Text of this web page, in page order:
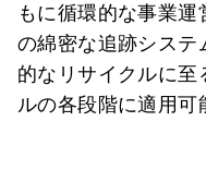
もに循環的な事業
の綿密な追跡システ
的なリサイクルに至
ルの各段階に適用可